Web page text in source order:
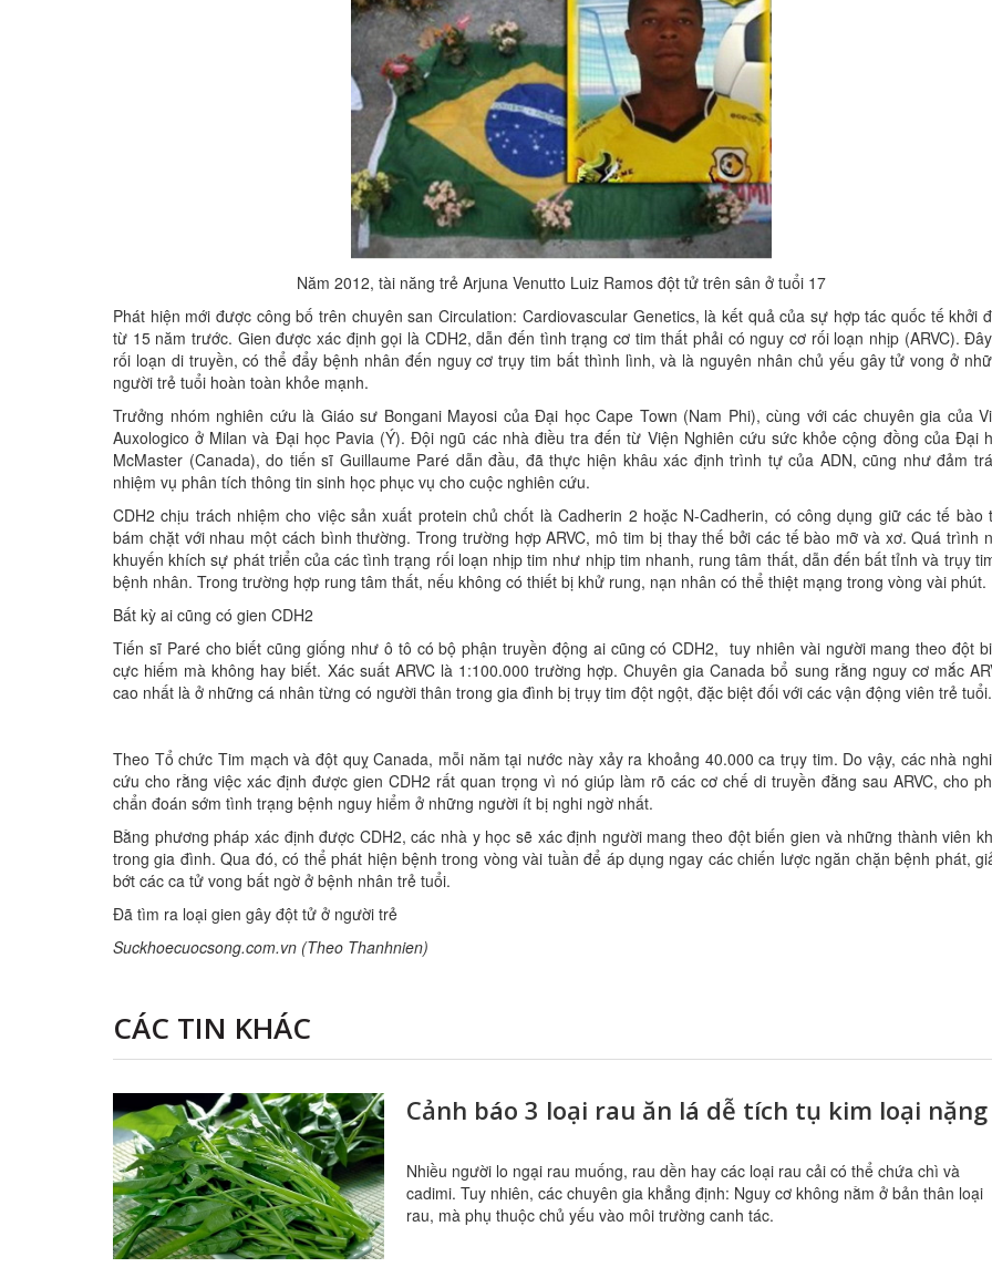
Năm 2012, tài năng trẻ Arjuna Venutto Luiz Ramos đột tử trên sân ở tuổi 17
Phát hiện mới được công bố trên chuyên san Circulation: Cardiovascular Genetics, là kết quả của sự hợp tác quốc tế khởi
từ 15 năm trước. Gien được xác định gọi là CDH2, dẫn đến tình trạng cơ tim thất phải có nguy cơ rối loạn nhịp (ARVC).
rối loạn di truyền, có thể đẩy bệnh nhân đến nguy cơ trụy tim bất thình lình, và là nguyên nhân chủ yếu gây tử vong ở
người trẻ tuổi hoàn toàn khỏe mạnh.
Trưởng nhóm nghiên cứu là Giáo sư Bongani Mayosi của Đại học Cape Town (Nam Phi), cùng với các chuyên gia của
Auxologico ở Milan và Đại học Pavia (Ý). Đội ngũ các nhà điều tra đến từ Viện Nghiên cứu sức khỏe cộng đồng của Đại
McMaster (Canada), do tiến sĩ Guillaume Paré dẫn đầu, đã thực hiện khâu xác định trình tự của ADN, cũng như đảm
nhiệm vụ phân tích thông tin sinh học phục vụ cho cuộc nghiên cứu.
CDH2 chịu trách nhiệm cho việc sản xuất protein chủ chốt là Cadherin 2 hoặc N-Cadherin, có công dụng giữ các tế bào
bám chặt với nhau một cách bình thường. Trong trường hợp ARVC, mô tim bị thay thế bởi các tế bào mỡ và xơ. Quá trình
khuyến khích sự phát triển của các tình trạng rối loạn nhịp tim như nhịp tim nhanh, rung tâm thất, dẫn đến bất tỉnh và trụy
bệnh nhân. Trong trường hợp rung tâm thất, nếu không có thiết bị khử rung, nạn nhân có thể thiệt mạng trong vòng vài phút.
Bất kỳ ai cũng có gien CDH2
Tiến sĩ Paré cho biết cũng giống như ô tô có bộ phận truyền động ai cũng có CDH2, tuy nhiên vài người mang theo đột
cực hiếm mà không hay biết. Xác suất ARVC là 1:100.000 trường hợp. Chuyên gia Canada bổ sung rằng nguy cơ mắc
cao nhất là ở những cá nhân từng có người thân trong gia đình bị trụy tim đột ngột, đặc biệt đối với các vận động viên trẻ tuổi.
Theo Tổ chức Tim mạch và đột quỵ Canada, mỗi năm tại nước này xảy ra khoảng 40.000 ca trụy tim. Do vậy, các nhà
cứu cho rằng việc xác định được gien CDH2 rất quan trọng vì nó giúp làm rõ các cơ chế di truyền đằng sau ARVC, cho
chẩn đoán sớm tình trạng bệnh nguy hiểm ở những người ít bị nghi ngờ nhất.
Bằng phương pháp xác định được CDH2, các nhà y học sẽ xác định người mang theo đột biến gien và những thành viên
trong gia đình. Qua đó, có thể phát hiện bệnh trong vòng vài tuần để áp dụng ngay các chiến lược ngăn chặn bệnh phát,
bớt các ca tử vong bất ngờ ở bệnh nhân trẻ tuổi.
Đã tìm ra loại gien gây đột tử ở người trẻ
Suckhoecuocsong.com.vn (Theo Thanhnien)
CÁC TIN KHÁC
Cảnh báo 3 loại rau ăn lá dễ tích tụ kim loại nặng
Nhiều người lo ngại rau muống, rau dền hay các loại rau cải có thể chứa chì và
cadimi. Tuy nhiên, các chuyên gia khẳng định: Nguy cơ không nằm ở bản thân loại
rau, mà phụ thuộc chủ yếu vào môi trường canh tác.